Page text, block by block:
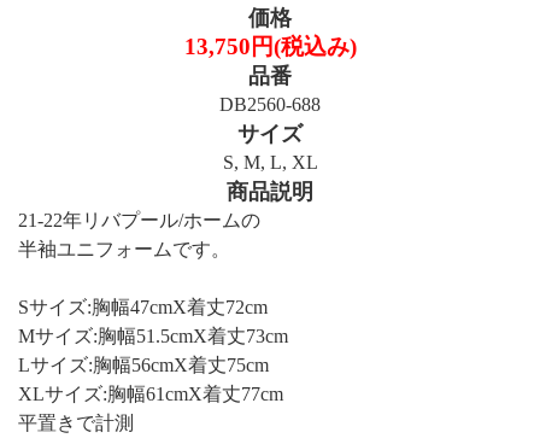
価格
13,750円(税込み)
品番
DB2560-688
サイズ
S, M, L, XL
商品説明
21-22年リバプール/ホームの
半袖ユニフォームです。
Sサイズ:胸幅47cmX着丈72cm
Mサイズ:胸幅51.5cmX着丈73cm
Lサイズ:胸幅56cmX着丈75cm
XLサイズ:胸幅61cmX着丈77cm
平置きで計測